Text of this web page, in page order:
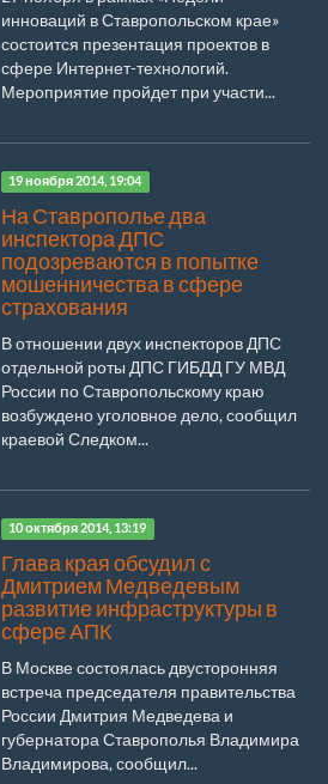
инноваций в Ставропольском крае»
состоится презентация проектов в
сфере Интернет-технологий.
Мероприятие пройдет при участи...
19 ноября 2014, 19:04
На Ставрополье два
инспектора ДПС
подозреваются в попытке
мошенничества в сфере
страхования
В отношении двух инспекторов ДПС
отдельной роты ДПС ГИБДД ГУ МВД
России по Ставропольскому краю
возбуждено уголовное дело, сообщил
краевой Следком...
10 октября 2014, 13:19
Глава края обсудил с
Дмитрием Медведевым
развитие инфраструктуры в
сфере АПК
В Москве состоялась двусторонняя
встреча председателя правительства
России Дмитрия Медведева и
губернатора Ставрополья Владимира
Владимирова, сообщил...